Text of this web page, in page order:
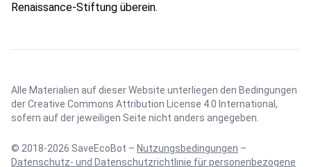
Renaissance-Stiftung überein.
Alle Materialien auf dieser Website unterliegen den Bedingungen
derCreative Commons Attribution License 4.0 International ,
sofern auf der jeweiligen Seite nicht anders angegeben.
© 2018-2026 SaveEcoBot – Nutzungsbedingungen –
Datenschutz- und Datenschutzrichtlinie für personenbezogene